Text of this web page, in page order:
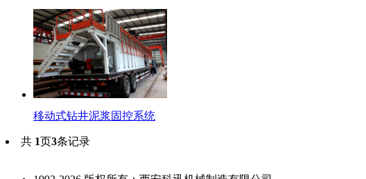
移动式钻井泥浆固控系统
共 1页3条记录